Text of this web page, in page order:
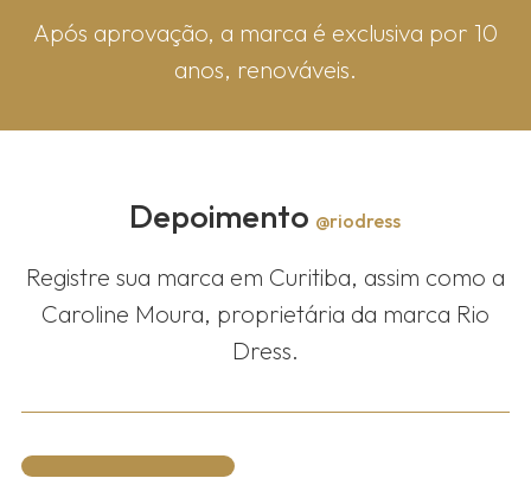
Após aprovação, a marca é exclusiva por 10
anos, renováveis.
Depoimento @riodress
Registre sua marca em Curitiba, assim como a
Caroline Moura, proprietária da marca Rio
Dress.